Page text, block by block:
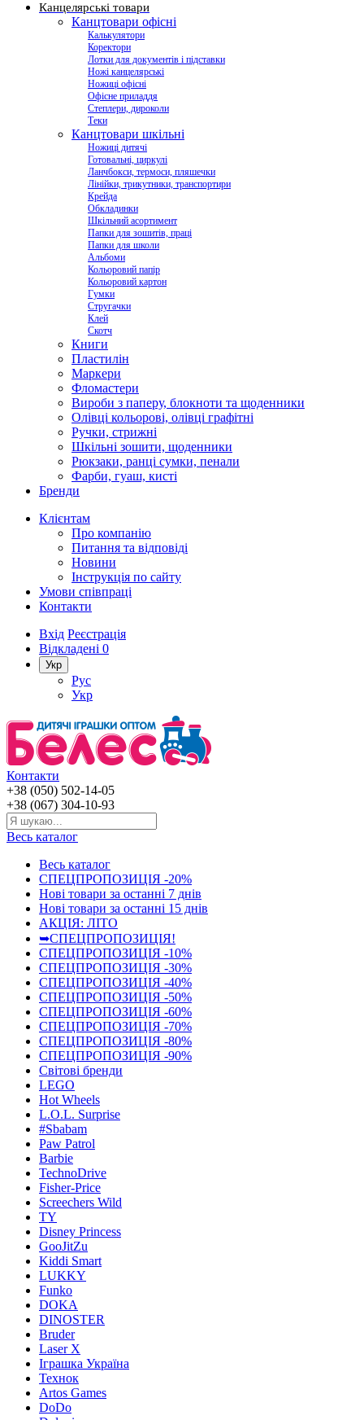
Канцелярські товари
Канцтовари офісні
Калькулятори
Коректори
Лотки для документів і підставки
Ножі канцелярські
Ножиці офісні
Офісне приладдя
Степлери, дироколи
Теки
Канцтовари шкільні
Ножиці дитячі
Готовальні, циркулі
Ланчбокси, термоси, пляшечки
Лінійки, трикутники, транспортири
Крейда
Обкладинки
Шкільний асортимент
Папки для зошитів, праці
Папки для школи
Альбоми
Кольоровий папір
Кольоровий картон
Гумки
Стругачки
Клей
Скотч
Книги
Пластилін
Маркери
Фломастери
Вироби з паперу, блокноти та щоденники
Олівці кольорові, олівці графітні
Ручки, стрижні
Шкільні зошити, щоденники
Рюкзаки, ранці сумки, пенали
Фарби, гуаш, кисті
Бренди
Клієнтам
Про компанію
Питання та відповіді
Новини
Інструкція по сайту
Умови співпраці
Контакти
Вхід Реєстрація
Відкладені 0
Укр
Рус
Укр
Контакти
+38 (050) 502-14-05
+38 (067) 304-10-93
Весь каталог
Весь каталог
СПЕЦПРОПОЗИЦІЯ -20%
Нові товари за останнi 7 днiв
Нові товари за останнi 15 днiв
АКЦІЯ: ЛІТО
➥СПЕЦПРОПОЗИЦІЯ!
СПЕЦПРОПОЗИЦІЯ -10%
СПЕЦПРОПОЗИЦІЯ -30%
СПЕЦПРОПОЗИЦІЯ -40%
СПЕЦПРОПОЗИЦІЯ -50%
СПЕЦПРОПОЗИЦІЯ -60%
СПЕЦПРОПОЗИЦІЯ -70%
СПЕЦПРОПОЗИЦІЯ -80%
СПЕЦПРОПОЗИЦІЯ -90%
Світові бренди
LEGO
Hot Wheels
L.O.L. Surprise
#Sbabam
Paw Patrol
Barbie
TechnoDrive
Fisher-Price
Screechers Wild
TY
Disney Princess
GooJitZu
Kiddi Smart
LUKKY
Funko
DOKA
DINOSTER
Bruder
Laser X
Іграшка Україна
Технок
Artos Games
DoDo